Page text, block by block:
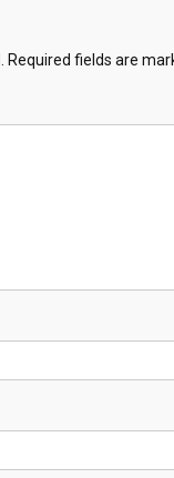
Required fields are